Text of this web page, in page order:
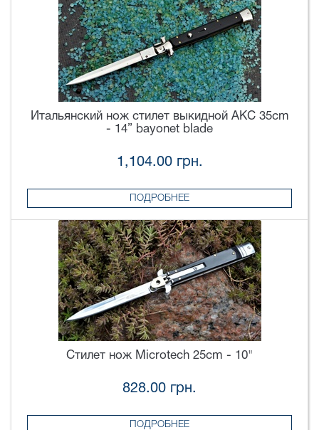
Итальянский нож стилет выкидной AKC 35cm
- 14” bayonet blade
1,104.00 грн.
ПОДРОБНЕЕ
Стилет нож Microtech 25cm - 10"
828.00 грн.
ПОДРОБНЕЕ